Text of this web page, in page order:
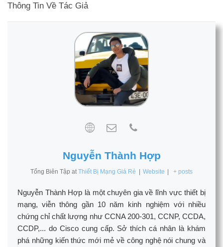
Thông Tin Về Tác Giả
Nguyễn Thành Hợp
Tổng Biên Tập at Thiết Bị Mạng Giá Rẻ | Website | + posts
Nguyễn Thành Hợp là một chuyên gia về lĩnh vực thiết bị
mạng, viễn thông gần 10 năm kinh nghiệm với nhiều
chứng chỉ chất lượng như CCNA 200-301, CCNP, CCDA,
CCDP,... do Cisco cung cấp. Sở thích cá nhân là khám
phá những kiến thức mới mẻ về công nghệ nói chung và